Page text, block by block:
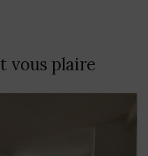
vous plaire